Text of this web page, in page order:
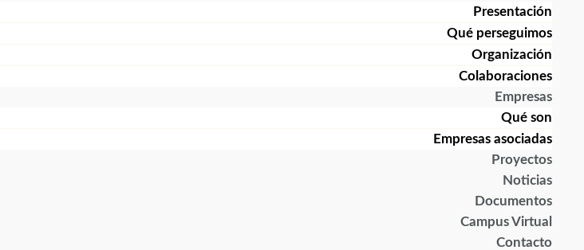
Presentación
Qué perseguimos
Organización
Colaboraciones
Empresas
Qué son
Empresas asociadas
Proyectos
Noticias
Documentos
Campus Virtual
Contacto